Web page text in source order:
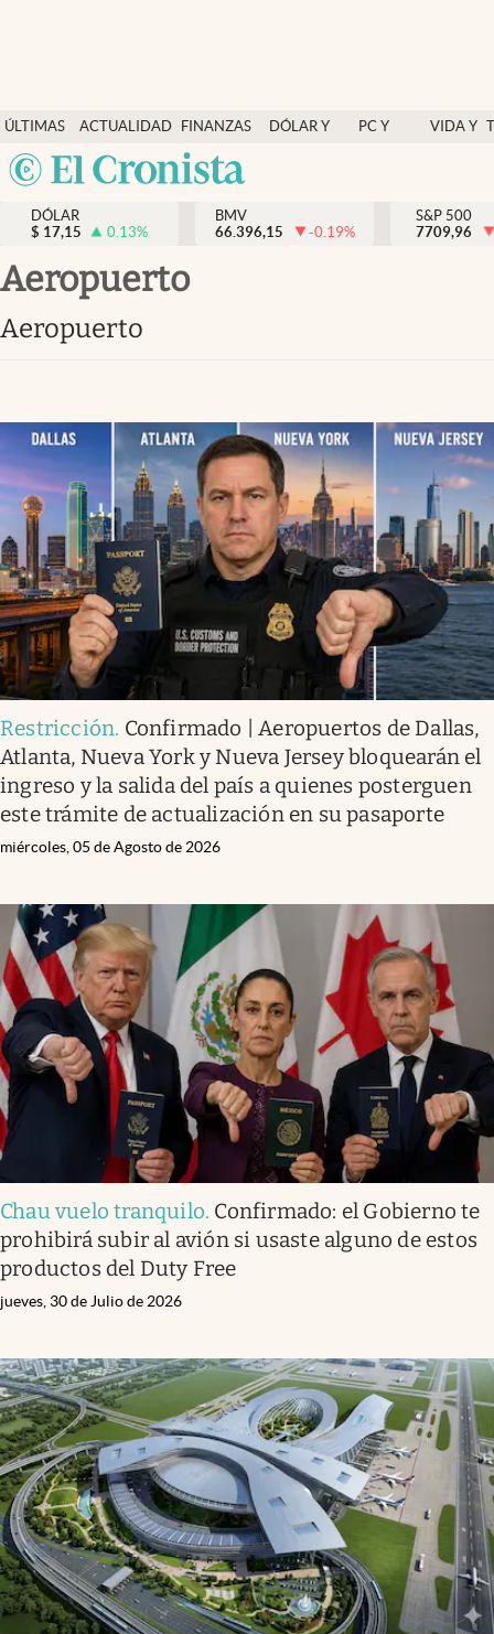
ÚLTIMAS
NOTICIAS
ACTUALIDAD
FINANZAS
Y
ECONOMÍA
DÓLAR Y
PC Y
VIDA Y
México
Actualidad
Finanzas y economía
Dólar y mercados
Opinión
Brand Strategy
Vida y estilo
Tv
Clima
Espiritualidad
Mediakit
abre en nueva pestaña
México
DÓLAR
$ 17,15 0.13%
BMV
66.396,15
-0.19%
S&P 500
7709,96
aeropuerto
aeropuerto
Restricción. Confirmado | Aeropuertos de Dallas,
Atlanta, Nueva York y Nueva Jersey bloquearán el
ingreso y la salida del país a quienes posterguen
este trámite de actualización en su pasaporte
miércoles, 05 de Agosto de 2026
Chau vuelo tranquilo. Confirmado: el Gobierno te
prohibirá subir al avión si usaste alguno de estos
productos del Duty Free
jueves, 30 de Julio de 2026